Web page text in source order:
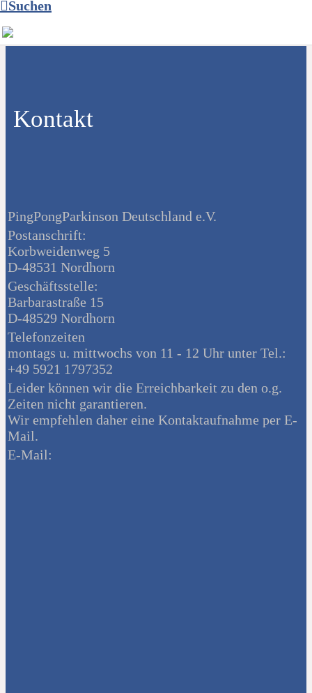
Suchen
Kontakt
PingPongParkinson Deutschland e.V.
Postanschrift:
Korbweidenweg 5
D-48531 Nordhorn
Geschäftsstelle:
Barbarastraße 15
D-48529 Nordhorn
Telefonzeiten
montags u. mittwochs von 11 - 12 Uhr unter Tel.:
+49 5921 1797352
Leider können wir die Erreichbarkeit zu den o.g.
Zeiten nicht garantieren.
Wir empfehlen daher eine Kontaktaufnahme per E-
Mail.
E-Mail: